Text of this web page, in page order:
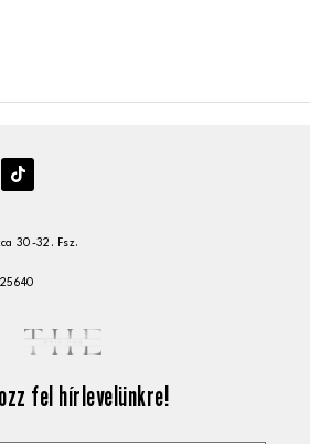
30-32. Fsz.
fel hírlevelünkre!